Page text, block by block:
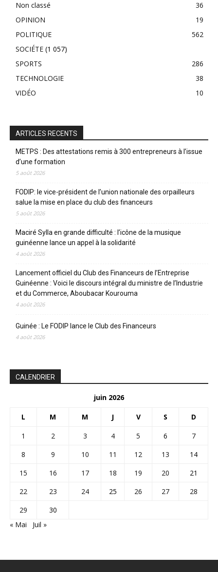
Non classé
36
OPINION
19
POLITIQUE
562
SOCIÉTE (1 057)
SPORTS
286
TECHNOLOGIE
38
VIDÉO
10
ARTICLES RECENTS
METPS : Des attestations remis à 300 entrepreneurs à l’issue
d’une formation
5 août 2026
FODIP: le vice-président de l’union nationale des orpailleurs
salue la mise en place du club des financeurs
5 août 2026
Maciré Sylla en grande difficulté : l’icône de la musique
guinéenne lance un appel à la solidarité
4 août 2026
Lancement officiel du Club des Financeurs de l’Entreprise
Guinéenne : Voici le discours intégral du ministre de l’Industrie
et du Commerce, Aboubacar Kourouma
4 août 2026
Guinée : Le FODIP lance le Club des Financeurs
4 août 2026
CALENDRIER
juin 2026
L M M J V S D
1 2 3 4 5 6
7
8
9 10 11 12 13
14
15
16 17 18 19 20
21
22
23 24 25 26 27
28
29
30
« Mai
Juil »